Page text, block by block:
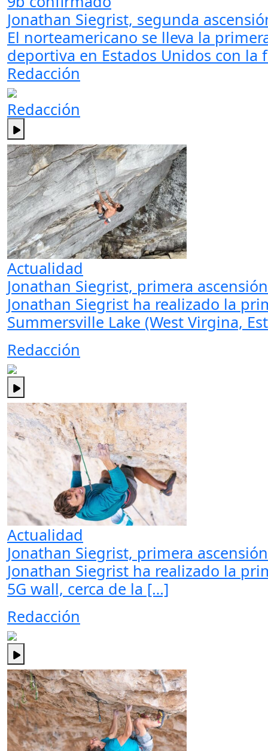
Jonathan Siegrist, segunda
El norteamericano se lleva la
deportiva en Estados Unidos con la
Redacción
Redacción
Actualidad
Jonathan Siegrist, primera
Jonathan Siegrist ha realizado la
Summersville Lake (West Virgina,
Redacción
Actualidad
Jonathan Siegrist, primera ascensión
Jonathan Siegrist ha realizado la
5G wall, cerca de la […]
Redacción